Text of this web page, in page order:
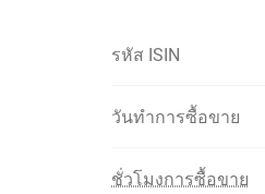
รหัส ISIN
วันทำการซื้อขาย
ชั่วโมงการซื้อขาย